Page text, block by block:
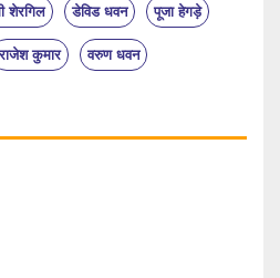
शेरगिल डेविड धवन पूजा हेगड़े
राजेश कुमार वरुण धवन